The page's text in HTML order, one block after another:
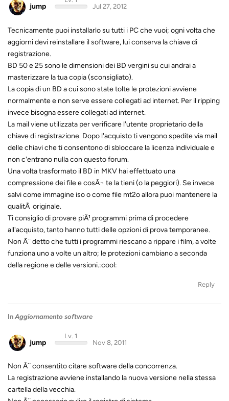
jump
Jul 27, 2012
Tecnicamente puoi installarlo su tutti i PC che vuoi; ogni volta che
aggiorni devi reinstallare il software, lui conserva la chiave di
registrazione.
BD 50 e 25 sono le dimensioni dei BD vergini su cui andrai a
masterizzare la tua copia (sconsigliato).
La copia di un BD a cui sono state tolte le protezioni avviene
normalmente e non serve essere collegati ad internet. Per il ripping
invece bisogna essere collegati ad internet.
La mail viene utilizzata per verificare l'utente proprietario della
chiave di registrazione. Dopo l'acquisto ti vengono spedite via mail
delle chiavi che ti consentono di sbloccare la licenza individuale e
non c'entrano nulla con questo forum.
Una volta trasformato il BD in MKV hai effettuato una
compressione dei file e cosÃ¬ te la tieni (o la peggiori). Se invece
salvi come immagine iso o come file mt2o allora puoi mantenere la
qualitÃ originale.
Ti consiglio di provare piÃ¹ programmi prima di procedere
all'acquisto, tanto hanno tutti delle opzioni di prova temporanee.
Non Ã¨ detto che tutti i programmi riescano a rippare i film, a volte
funziona uno a volte un altro; le protezioni cambiano a seconda
della regione e delle versioni.:cool:
Reply
In Aggiornamento software
jump
Lv. 1
Nov 8, 2011
Non Ã¨ consentito citare software della concorrenza.
La registrazione avviene installando la nuova versione nella stessa
cartella della vecchia.